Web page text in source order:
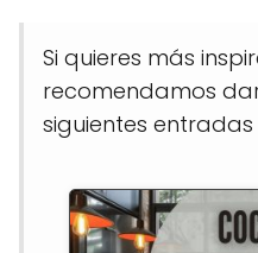
Si quieres más
recomendamos
siguientes entradas